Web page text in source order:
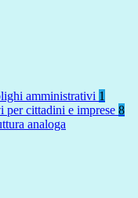
amministrativi 1
per cittadini e imprese 8
analoga